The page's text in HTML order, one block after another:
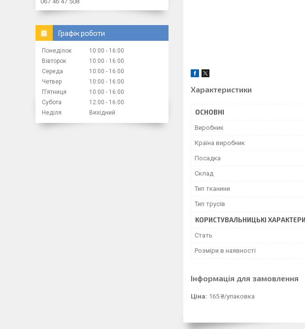
Характеристики
ОСНОВНІ
Виробник
Країна виробник
Посадка
Склад
Тип тканини
Тип трусів
КОРИСТУВАЛЬНИЦЬКІ
Cтать
Розміри в наявності
Інформація для замовлення
Ціна: 165 ₴/упаковка
Графік роботи
Понеділок 10:00
16:00
Вівторок
10:00
16:00
Середа
10:00
16:00
Четвер
10:00
16:00
Пʼятниця
10:00
16:00
Субота
12:00
16:00
Неділя
Вихідний